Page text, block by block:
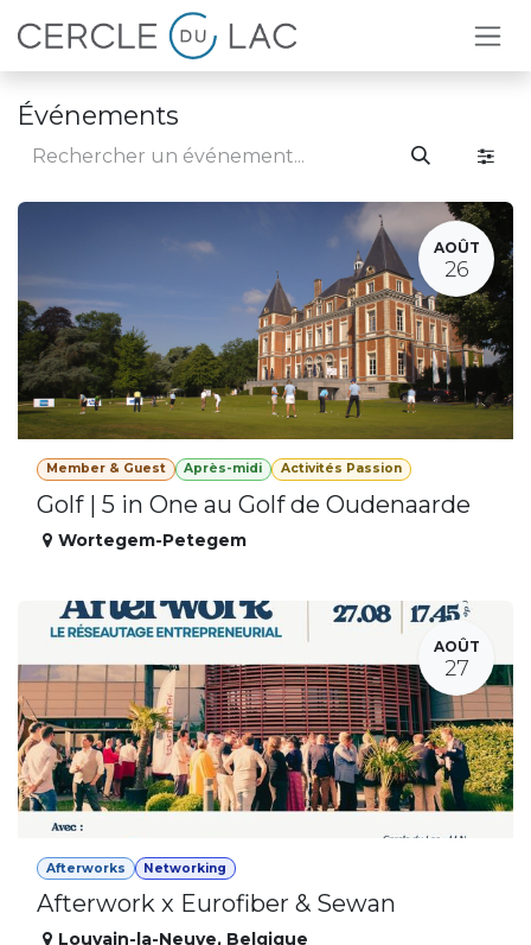
Se rendre au contenu
Événements
AOÛT
26
Member & Guest Après-midi Activités Passion
Golf | 5 in One au Golf de Oudenaarde
Wortegem-Petegem
AOÛT
27
Afterworks Networking
Afterwork x Eurofiber & Sewan
Louvain-la-Neuve, Belgique